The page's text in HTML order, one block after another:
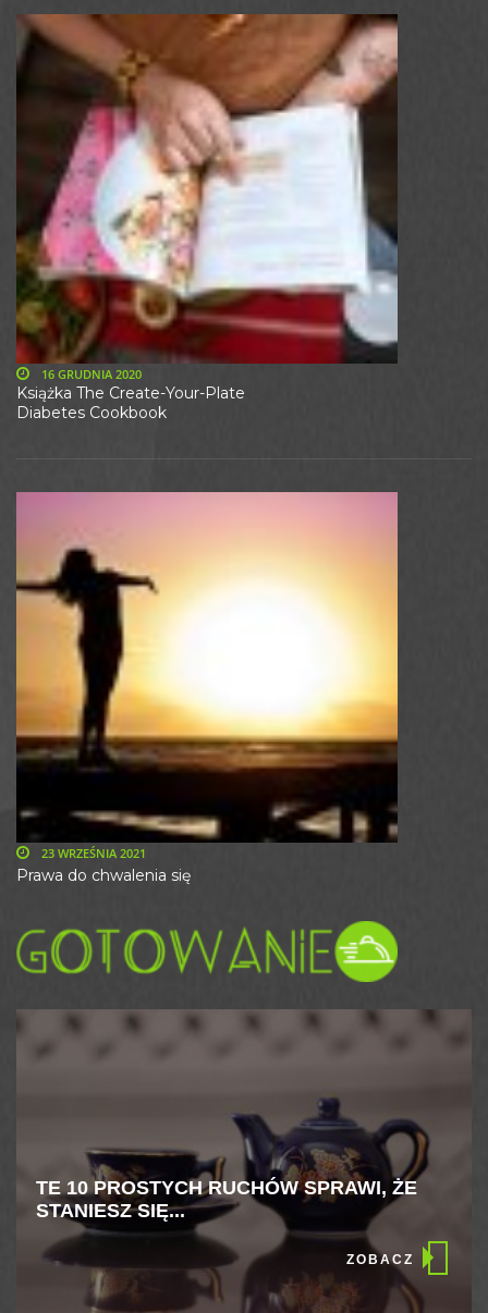
Książka The Create-Your-Plate
Diabetes Cookbook
16 GRUDNIA 2020
Prawa do chwalenia się
23 WRZEŚNIA 2021
TE 10 PROSTYCH RUCHÓW SPRAWI, ŻE
STANIESZ SIĘ...
ZOBACZ